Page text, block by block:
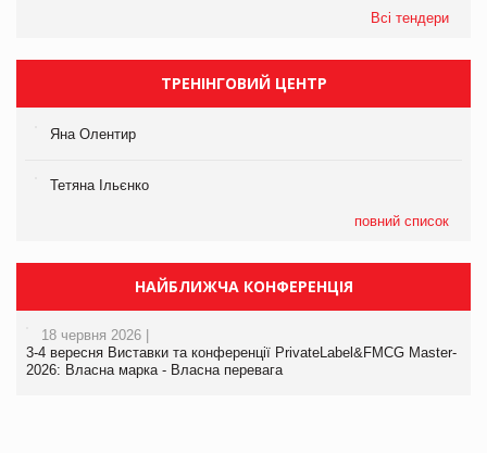
Всі тендери
ТРЕНІНГОВИЙ ЦЕНТР
Яна Олентир
Тетяна Ільєнко
повний список
НАЙБЛИЖЧА КОНФЕРЕНЦІЯ
18 червня 2026 |
3-4 вересня Виставки та конференції PrivateLabel&FMCG Master-
2026: Власна марка - Власна перевага